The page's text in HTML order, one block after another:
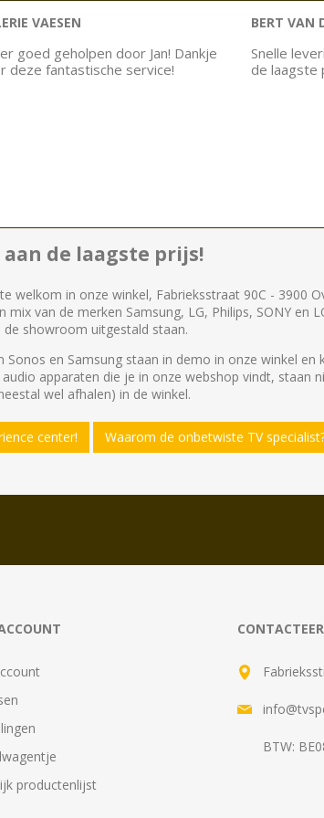
VAESEN
goed geholpen door Jan! Dankje
deze fantastische service!
BERT VAN
Snelle
de laagste
de laagste prijs!
welkom in onze winkel, Fabrieksstraat 90C - 3900
mix van de merken Samsung, LG, Philips, SONY en
de showroom uitgestald staan.
Sonos en Samsung staan in demo in onze winkel en
audio apparaten die je in onze webshop vindt, staan
wel afhalen) in de winkel.
center! Waarom de onbetwiste TV
productenlijst
BTW: